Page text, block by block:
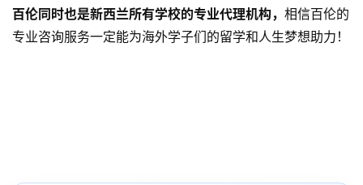
百伦同时也是新西兰所有学校的专业代理机构， 相信百伦的
专业咨询服务一定能为海外学子们的留学和人生梦想助力！